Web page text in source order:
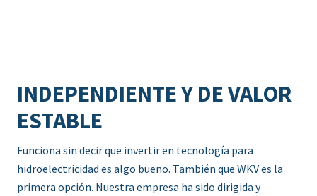
INDEPENDIENTE Y DE VALOR
ESTABLE
Funciona sin decir que invertir en tecnología para
hidroelectricidad es algo bueno. También que WKV es la
primera opción. Nuestra empresa ha sido dirigida y